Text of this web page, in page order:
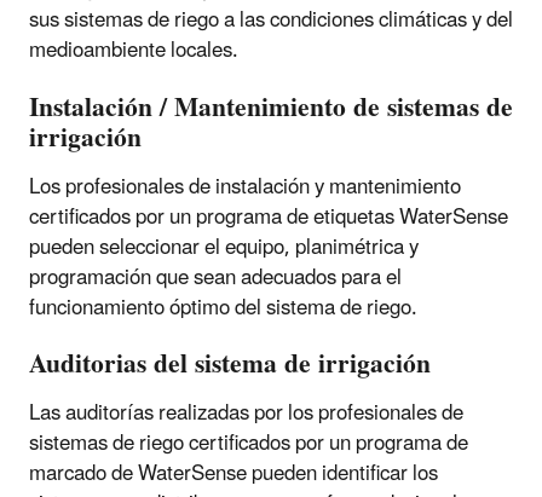
sus sistemas de riego a las condiciones climáticas y del
medioambiente locales.
Instalación / Mantenimiento de sistemas de
irrigación
Los profesionales de instalación y mantenimiento
certificados por un programa de etiquetas WaterSense
pueden seleccionar el equipo, planimétrica y
programación que sean adecuados para el
funcionamiento óptimo del sistema de riego.
Auditorias del sistema de irrigación
Las auditorías realizadas por los profesionales de
sistemas de riego certificados por un programa de
marcado de WaterSense pueden identificar los